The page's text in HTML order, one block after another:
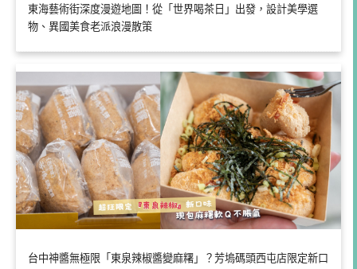
東海藝術街深度漫遊地圖！從「世界喝茶日」出發，設計美學選
物、異國美食老派浪漫散策
台中神醬無極限「東泉辣椒醬變麻糬」？芳塢碼頭西屯店限定新口